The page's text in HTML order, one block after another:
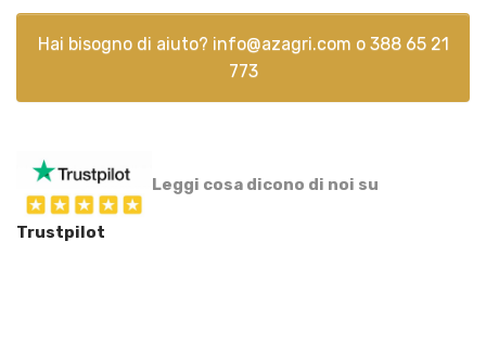
Hai bisogno di aiuto? info@azagri.com o 388 65 21
773
Leggi cosa dicono di noi su
Trustpilot